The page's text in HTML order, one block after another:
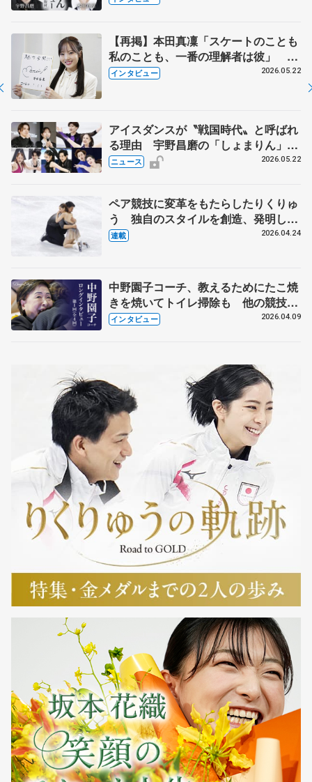
【再掲】本田真凜「スケートのことも
私のことも、一番の理解者は彼」 引
退時の単独インタビューで語った競技
インタビュー 2026.05.22
アイスダンスが〝戦国時代〟と呼ばれ
る理由 宇野昌磨の「しょまりん」ら
実力者が相次いで参戦 国内の競争激
ニュース 2026.05.22
ペア競技に変革をもたらしたりくりゅ
う 独自のスタイルを創造、発明した
【引退発表後②】
連載 2026.04.24
中野園子コーチ、教えるためにたこ焼
きを焼いてトイレ掃除も 他の競技に
も通用するという坂本花織の筋肉
インタビュー 2026.04.09